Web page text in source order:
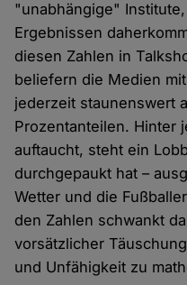
"unabhängige"
Ergebnissen
diesen Zahlen in
beliefern die Medien
jederzeit staunenswert
Prozentanteilen. Hinter
auftaucht, steht ein
durchgepaukt hat –
Wetter und die
den Zahlen schwankt
vorsätzlicher
und Unfähigkeit zu